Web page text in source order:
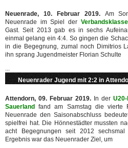
Neuenrade, 10. Februar 2019.Am
Neuenrade im Spiel der
Gast. Seit 2013 gab es in sechs
einmal gelang ein 4:4. So gingen die
in die Begegnung, zumal noch Dimitrios
ihn sprang Jugendmeister Florian Schulte
...
Neuenrader Jugend mit 2:2 in
Attendorn, 09. Februar 2019. In der
Sauerland
fand am Samstag die vierte
Neuenrade den Saisonabschluss
spielfrei hat. Die Hönnestädter mussten
acht Begegnungen seit 2012
Ergebnis war das Neuenrader Ziel, um